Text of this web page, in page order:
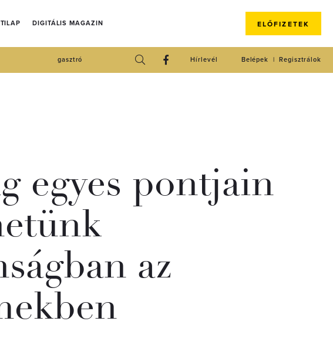
DIGITÁLIS MAGAZIN ELŐFIZETEK
gasztró Regisztrálok
Belépek
Hírlevél
egyes pontjain
az